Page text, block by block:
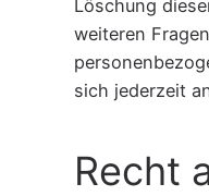
Löschung
weiteren
sich jederzeit
Recht